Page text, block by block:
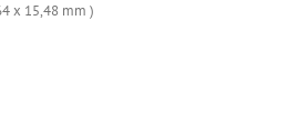
x 15,48 mm )